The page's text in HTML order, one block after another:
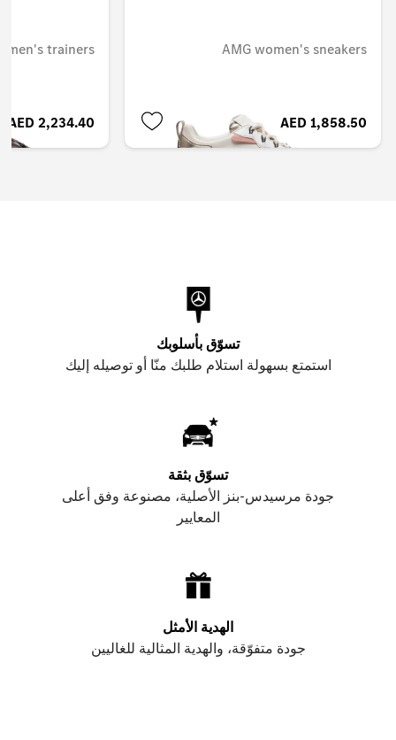
AMG women's sneakers
AED 1,858.50
men's trainers
AED 2,234.40
تسوّق بأسلوبك
استمتع بسهولة استلام طلبك منّا أو توصيله إليك
تسوّق بثقة
جودة مرسيدس-بنز الأصلية، مصنوعة وفق أعلى
المعايير
الهدية الأمثل
جودة متفوّقة، والهدية المثالية للغاليين